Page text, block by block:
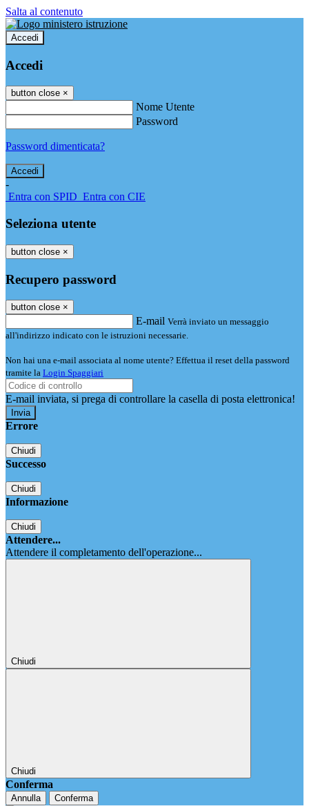
Salta al contenuto
Accedi
Accedi
button close ×
Nome Utente
Password
Password dimenticata?
-
Entra con SPID Entra con CIE
Seleziona utente
button close ×
Recupero password
button close ×
E-mail Verrà inviato un messaggio
all'indirizzo indicato con le istruzioni necessarie.
Non hai una e-mail associata al nome utente? Effettua il reset della password
tramite la Login Spaggiari
E-mail inviata, si prega di controllare la casella di posta elettronica!
Errore
Chiudi
Successo
Chiudi
Informazione
Chiudi
Attendere...
Attendere il completamento dell'operazione...
Chiudi
Chiudi
Conferma
Annulla Conferma